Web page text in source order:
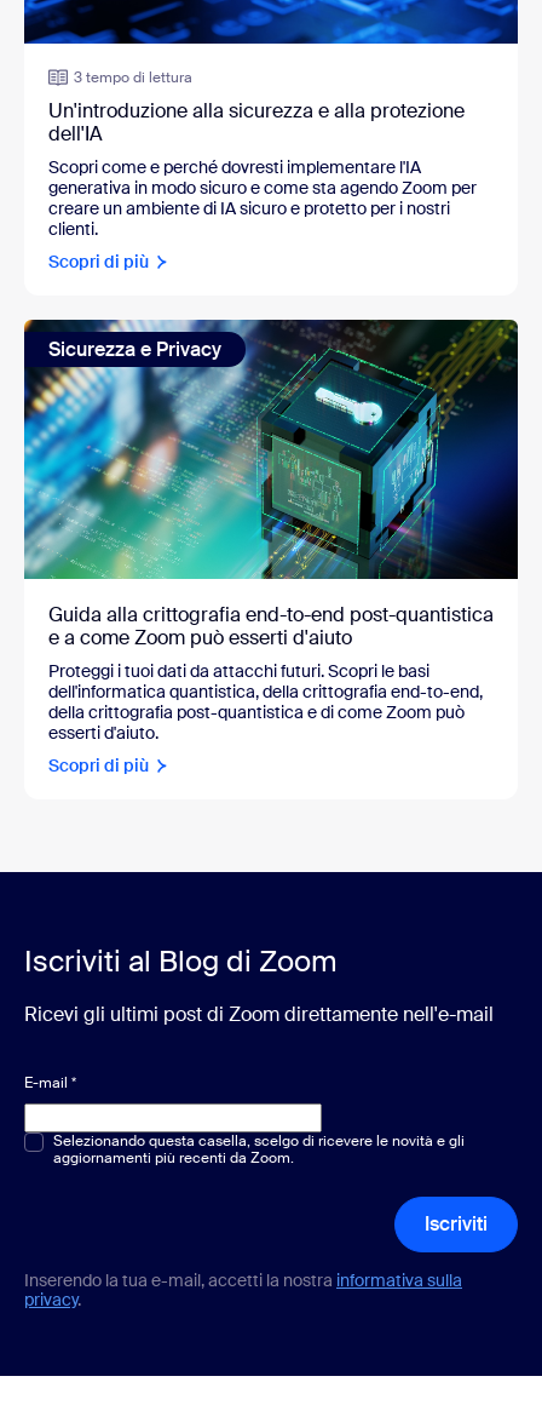
3 tempo di lettura
Un'introduzione alla sicurezza e alla protezione
dell'IA
Scopri come e perché dovresti implementare l'IA
generativa in modo sicuro e come sta agendo Zoom per
creare un ambiente di IA sicuro e protetto per i nostri
clienti.
Scopri di più
Sicurezza e Privacy
Guida alla crittografia end-to-end post-quantistica
e a come Zoom può esserti d'aiuto
Proteggi i tuoi dati da attacchi futuri. Scopri le basi
dell'informatica quantistica, della crittografia end-to-end,
della crittografia post-quantistica e di come Zoom può
esserti d'aiuto.
Scopri di più
Iscriviti al Blog di Zoom
Ricevi gli ultimi post di Zoom direttamente nell'e-mail
E-mail *
Scelta multipla o singola*
Selezionando questa casella, scelgo di ricevere le novità e gli
aggiornamenti più recenti da Zoom.
Iscriviti
Inserendo la tua e-mail, accetti la nostra informativa sulla
privacy.